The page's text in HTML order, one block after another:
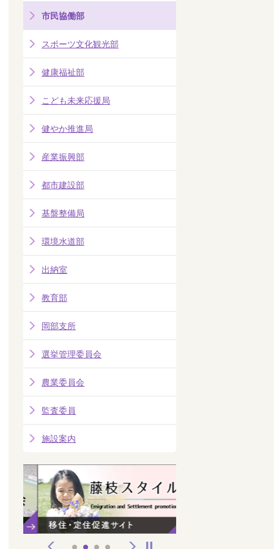
市民協働部
スポーツ文化観光部
健康福祉部
こども未来応援局
健やか推進局
産業振興部
都市建設部
基盤整備局
環境水道部
出納室
教育部
岡部支所
選挙管理委員会
農業委員会
監査委員
施設案内